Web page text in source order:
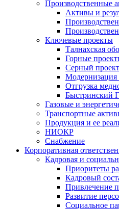
Производственные
Активы и
Ключевые проекты
Талнахская
Горные
Серный проект
Модернизация
Отгрузка
Быстринский
Газовые и
Транспортные
Продукция и ее
НИОКР
Снабжение
Корпоративная
Кадровая и
Приоритеты
Кадровый
Привлечение
Развитие
Социальное